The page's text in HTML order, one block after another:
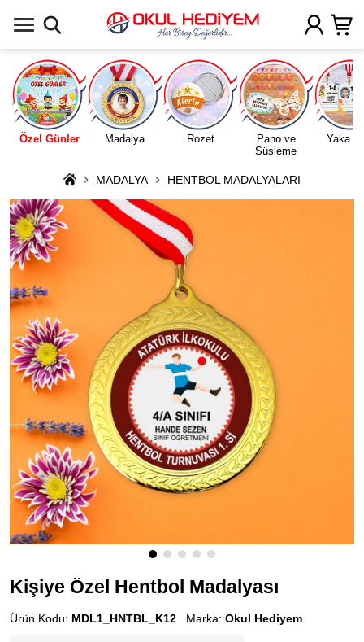
Özel Günler Madalya Rozet
Pano ve
Süsleme
Yaka
MADALYA HENTBOL MADALYALARI
Kişiye Özel Hentbol Madalyası
Ürün Kodu: MDL1_HNTBL_K12 Marka: Okul Hediyem
Uygulamada Aç